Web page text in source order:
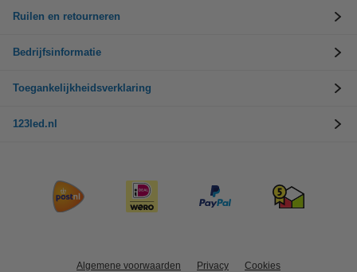
Ruilen en retourneren
Bedrijfsinformatie
Toegankelijkheidsverklaring
123led.nl
Algemene voorwaarden Privacy Cookies